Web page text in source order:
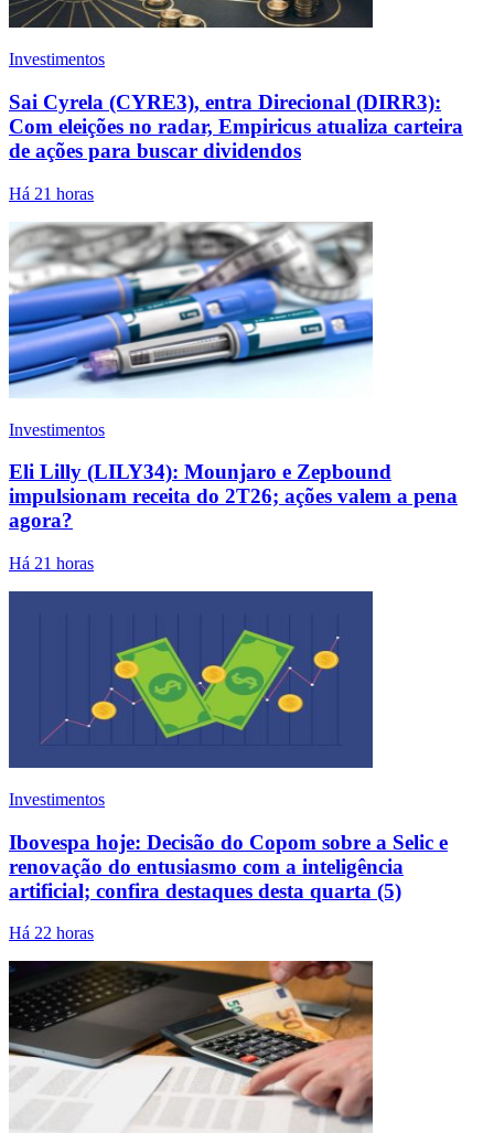
Investimentos
Sai Cyrela (CYRE3), entra Direcional (DIRR3):
Com eleições no radar, Empiricus atualiza carteira
de ações para buscar dividendos
Há 21 horas
Investimentos
Eli Lilly (LILY34): Mounjaro e Zepbound
impulsionam receita do 2T26; ações valem a pena
agora?
Há 21 horas
Investimentos
Ibovespa hoje: Decisão do Copom sobre a Selic e
renovação do entusiasmo com a inteligência
artificial; confira destaques desta quarta (5)
Há 22 horas